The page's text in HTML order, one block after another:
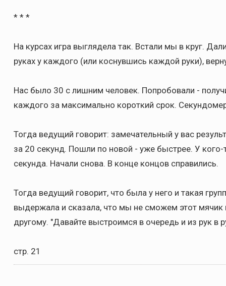
* * *
На курсах игра выглядела так. Встали мы в круг.
руках у каждого (или коснувшись каждой руки),
Нас было 30 с лишним человек. Попробовали -
каждого за максимально короткий срок.
Тогда ведущий говорит: замечательный у вас
за 20 секунд. Пошли по новой - уже быстрее. У
секунда. Начали снова. В конце концов справились.
Тогда ведущий говорит, что была у него и такая
выдержала и сказала, что мы не сможем этот мячик
другому. "Давайте выстроимся в очередь и из рук в
стр. 21